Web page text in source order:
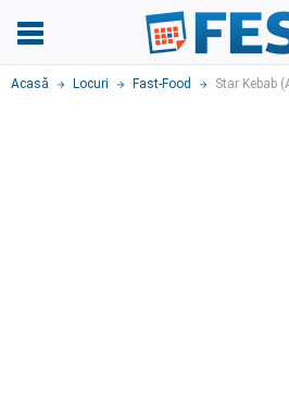
Acasă Locuri Fast-Food Star Kebab